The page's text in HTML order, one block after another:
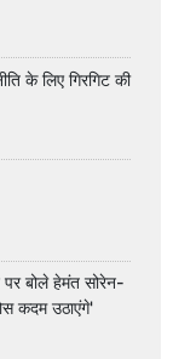
के लिए गिरगिट की
पर बोले हेमंत सोरेन-
कदम उठाएंगे'